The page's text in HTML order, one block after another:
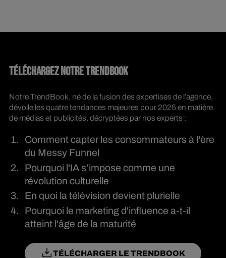
TÉLÉCHARGEZ NOTRE TRENDBOOK
Notre TrendBook, né de la fusion des expertises de l’agence,
dévoile les quatre tendances majeures pour 2025 en matière
de médias et publicités, décryptées par nos experts :
Comment capter les consommateurs à l'ère
du Messy Funnel
Pourquoi l'IA s’impose comme une
révolution culturelle
En quoi la télévision devient plurielle
Pourquoi le marketing d'influence a-t-il
atteint l'âge de la maturité
TÉLÉCHARGER LE TRENDBOOK